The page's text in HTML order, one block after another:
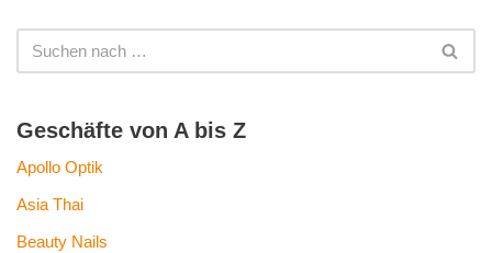
Geschäfte von A bis Z
Apollo Optik
Asia Thai
Beauty Nails